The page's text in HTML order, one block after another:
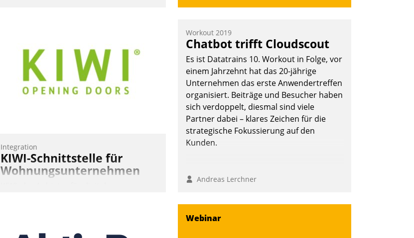
Integration
KIWI-Schnittstelle für
Wohnungsunternehmen
Workout 2019
Chatbot trifft Cloudscout
Es ist Datatrains 10. Workout in Folge, vor
einem Jahrzehnt hat das 20-jährige
Unternehmen das erste Anwendertreffen
organisiert. Beiträge und Besucher haben
sich verdoppelt, diesmal sind viele
Partner dabei – klares Zeichen für die
strategische Fokussierung auf den
Kunden.
Andreas Lerchner
Webinar